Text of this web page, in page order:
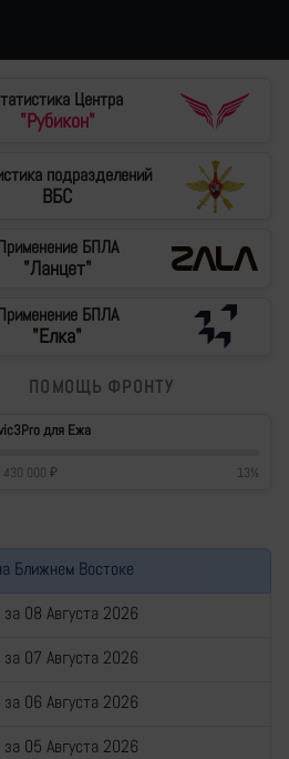
Центра
"Рубикон"
подразделений
ВБС
БПЛА
"Ланцет"
БПЛА
"Елка"
ПОМОЩЬ ФРОНТУ
для Ежа
430 000 ₽ 13%
Ближнем Востоке
08 Августа 2026
07 Августа 2026
06 Августа 2026
05 Августа 2026